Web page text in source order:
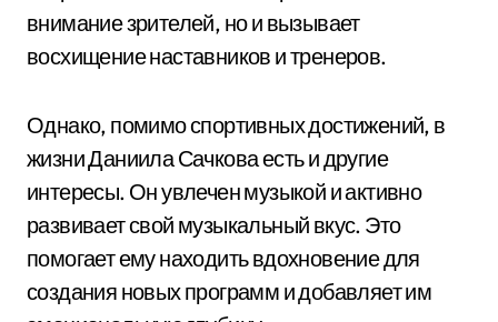
внимание зрителей, но и вызывает
восхищение наставников и тренеров.
Однако, помимо спортивных достижений, в
жизни Даниила Сачкова есть и другие
интересы. Он увлечен музыкой и активно
развивает свой музыкальный вкус. Это
помогает ему находить вдохновение для
создания новых программ и добавляет им